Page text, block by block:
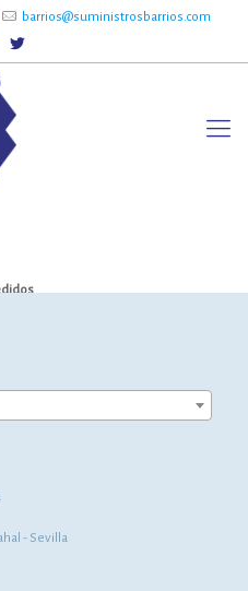
barrios@suministrosbarrios.com
- Sevilla